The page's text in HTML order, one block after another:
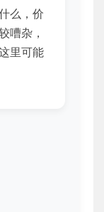
么，价
嘈杂，
里可能